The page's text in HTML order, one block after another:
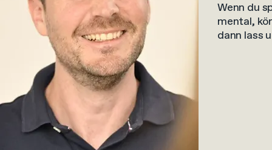
Wenn du
mental,
dann lass